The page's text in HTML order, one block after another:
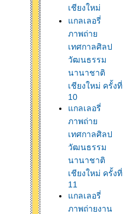
เชียงใหม่
กลเลอรี่
ภาพถ่า
เทศกาลศิลป
วัฒนธรรม
นานาชาติ
เชียงใหม่ ครั้งที่
10
กลเลอรี่
ภาพถ่า
เทศกาลศิลป
วัฒนธรรม
นานาชาติ
เชียงใหม่ ครั้งที่
11
กลเลอรี่
ภาพถ่ายงาน